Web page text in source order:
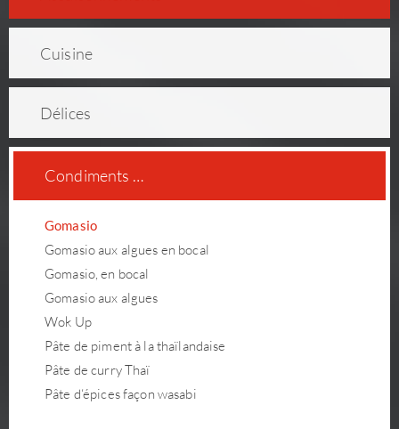
Cuisine
Délices
Condiments …
Gomasio
Gomasio aux algues en bocal
Gomasio, en bocal
Gomasio aux algues
Wok Up
Pâte de piment à la thaïlandaise
Pâte de curry Thaï
Pâte d‘épices façon wasabi